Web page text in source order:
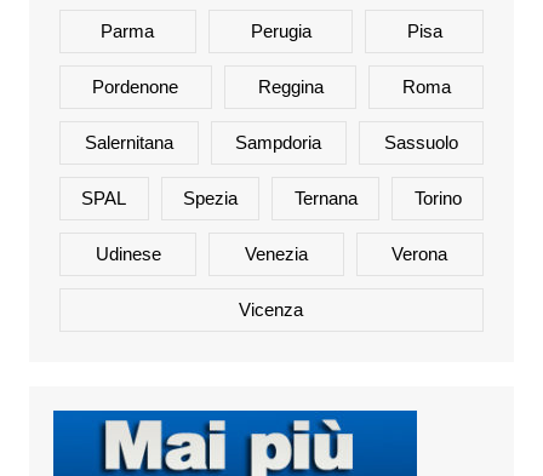
Parma Perugia Pisa
Pordenone Reggina Roma
Salernitana Sampdoria Sassuolo
SPAL Spezia Ternana Torino
Udinese Venezia Verona
Vicenza